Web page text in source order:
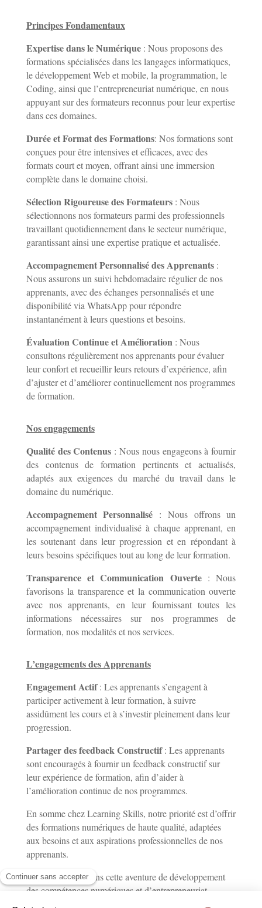
Principes Fondamentaux
Expertise dans le Numérique : Nous proposons des
formations spécialisées dans les langages informatiques,
le développement Web et mobile, la programmation, le
Coding, ainsi que l’entrepreneuriat numérique, en nous
appuyant sur des formateurs reconnus pour leur expertise
dans ces domaines.
Durée et Format des Formations: Nos formations sont
conçues pour être intensives et efficaces, avec des
formats court et moyen, offrant ainsi une immersion
complète dans le domaine choisi.
Sélection Rigoureuse des Formateurs : Nous
sélectionnons nos formateurs parmi des professionnels
travaillant quotidiennement dans le secteur numérique,
garantissant ainsi une expertise pratique et actualisée.
Accompagnement Personnalisé des Apprenants :
Nous assurons un suivi hebdomadaire régulier de nos
apprenants, avec des échanges personnalisés et une
disponibilité via WhatsApp pour répondre
instantanément à leurs questions et besoins.
Évaluation Continue et Amélioration : Nous
consultons régulièrement nos apprenants pour évaluer
leur confort et recueillir leurs retours d’expérience, afin
d’ajuster et d’améliorer continuellement nos programmes
de formation.
Nos engagements
Qualité des Contenus : Nous nous engageons à fournir
des contenus de formation pertinents et actualisés,
adaptés aux exigences du marché du travail dans le
domaine du numérique.
Accompagnement Personnalisé : Nous offrons un
accompagnement individualisé à chaque apprenant, en
les soutenant dans leur progression et en répondant à
leurs besoins spécifiques tout au long de leur formation.
Transparence et Communication Ouverte : Nous
favorisons la transparence et la communication ouverte
avec nos apprenants, en leur fournissant toutes les
informations nécessaires sur nos programmes de
formation, nos modalités et nos services.
L’engagements des Apprenants
Engagement Actif: Les apprenants s’engagent à
participer activement à leur formation, à suivre
assidûment les cours et à s’investir pleinement dans leur
progression.
Partager des feedback Constructif: Les apprenants
sont encouragés à fournir un feedback constructif sur
leur expérience de formation, afin d’aider à
l’amélioration continue de nos programmes.
En somme chez Learning Skills, notre priorité est d’offrir
des formations numériques de haute qualité, adaptées
aux besoins et aux aspirations professionnelles de nos
apprenants.
Rejoignez-nous dans cette aventure de développement
des compétences numériques et d’entrepreneuriat
numérique !